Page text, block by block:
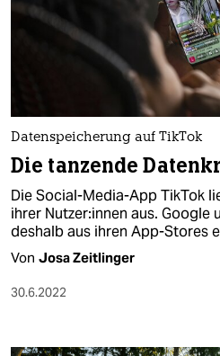
veranstaltungen
unterstützen
abo
genossenschaft
epaper login
Datenspeicherung auf TikTok
Die tanzende
Die Social-Media-App TikTok
ihrer Nut­ze­r:in­nen aus.
deshalb aus ihren App-Stores
Von Josa Zeitlinger
30.6.2022